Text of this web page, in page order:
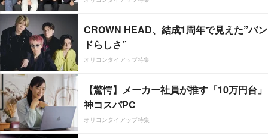
CROWN HEAD、結成1周年で見えた”バン
ドらしさ”
オリコンタイアップ特集
【驚愕】メーカー社員が推す「10万円台」
神コスパPC
オリコンタイアップ特集